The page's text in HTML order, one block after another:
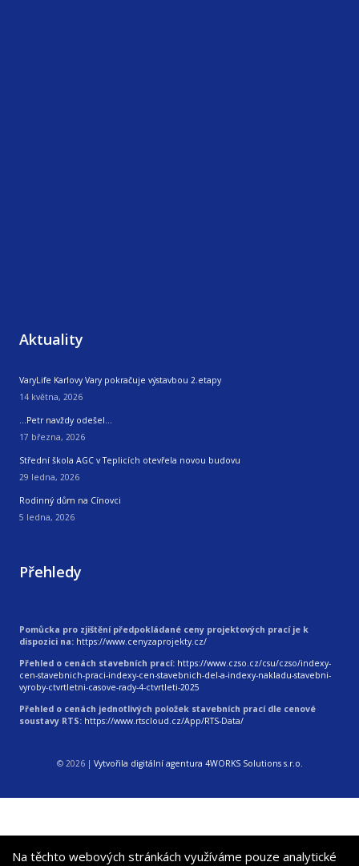
Aktuality
VaryLife Karlovy Vary pokračuje výstavbou 2.etapy
14 května, 2026
…Petr navždy odešel…
17 března, 2026
Střední škola AGC v Teplicích otevřela novou budovu
29 ledna, 2026
Rodinný dům na Cínovci
5 ledna, 2026
Přehledy
Pomůcka pro zjištění předpokládané ceny projektových prací je k
dispozici na: https://www.cenyzaprojekty.cz/
Přehled o cenách stavebních prací: https://www.czso.cz/csu/czso/indexy-
cen-stavebnich-praci-indexy-cen-stavebnich-del-a-indexy-nakladu-stavebni-
vyroby-ctvrtletni-casove-rady-4-ctvrtleti-2025
Přehled o cenách jednotlivých položek stavebních prací dle cenové
soustavy RTS: https://www.rtscloud.cz/App/RTS-Data/
© 2026 | Vytvořila digitální agentura 4WORKS Solutions s.r.o.
Na těchto webových stránkách využíváme pouze analytické